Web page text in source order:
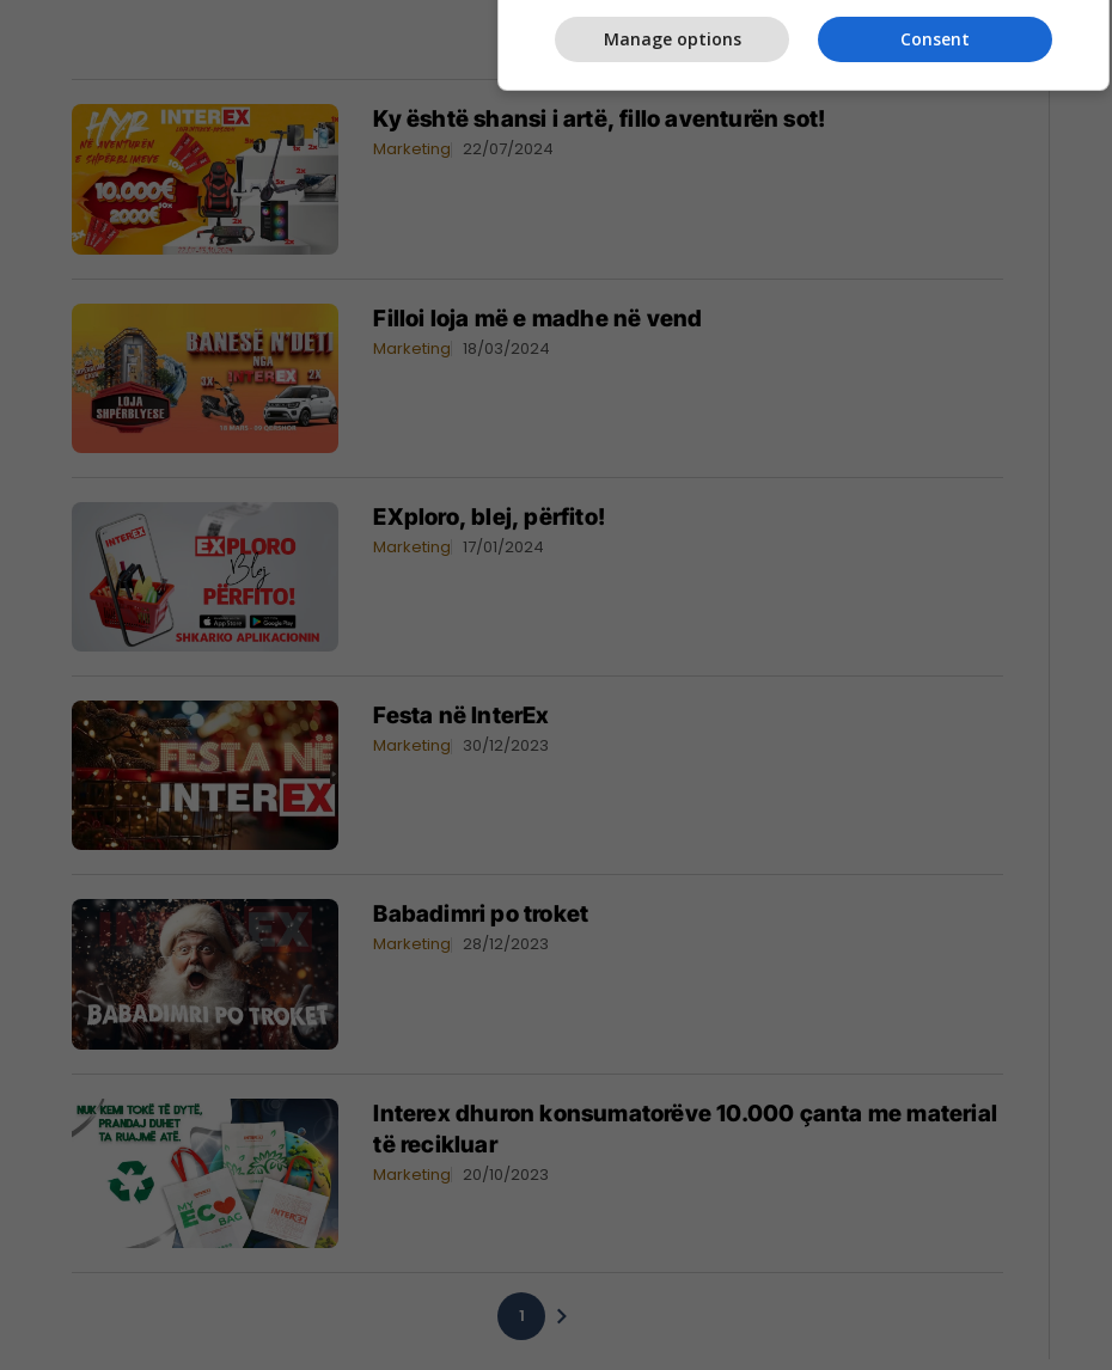
Ky është shansi i artë, fillo aventurën sot!
Marketing 22/07/2024
Filloi loja më e madhe në vend
Marketing 18/03/2024
EXploro, blej, përfito!
Marketing 17/01/2024
Festa në InterEx
Marketing 30/12/2023
Babadimri po troket
Marketing 28/12/2023
Interex dhuron konsumatorëve 10.000 çanta me material
të recikluar
Marketing 20/10/2023
1
Consent
Manage options